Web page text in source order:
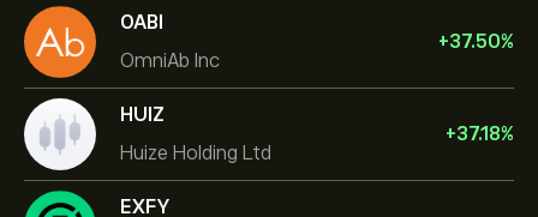
OABI
OmniAb Inc
+37.50%
HUIZ
Huize Holding Ltd
+37.18%
EXFY